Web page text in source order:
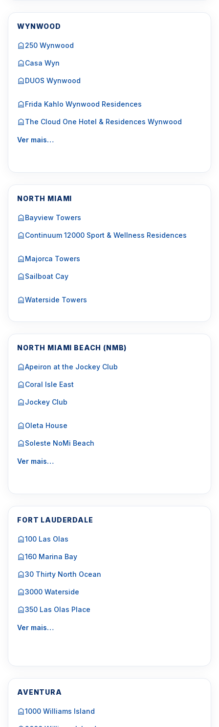
WYNWOOD
250 Wynwood
Casa Wyn
DUOS Wynwood
Frida Kahlo Wynwood Residences
The Cloud One Hotel & Residences Wynwood
Ver mais…
NORTH MIAMI
Bayview Towers
Continuum 12000 Sport & Wellness Residences
Majorca Towers
Sailboat Cay
Waterside Towers
NORTH MIAMI BEACH (NMB)
Apeiron at the Jockey Club
Coral Isle East
Jockey Club
Oleta House
Soleste NoMi Beach
Ver mais…
FORT LAUDERDALE
100 Las Olas
160 Marina Bay
30 Thirty North Ocean
3000 Waterside
350 Las Olas Place
Ver mais…
AVENTURA
1000 Williams Island